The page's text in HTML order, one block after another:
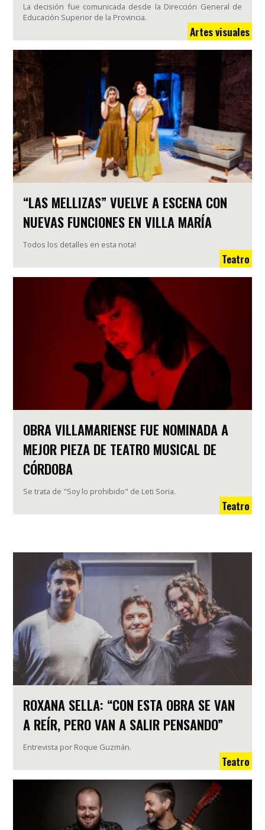
La decisión fue comunicada desde la Dirección General de
Educación Superior de la Provincia.
Artes visuales
“LAS MELLIZAS” VUELVE A ESCENA CON
NUEVAS FUNCIONES EN VILLA MARÍA
Todos los detalles en esta nota!
Teatro
OBRA VILLAMARIENSE FUE NOMINADA A
MEJOR PIEZA DE TEATRO MUSICAL DE
CÓRDOBA
Se trata de "Soy lo prohibido" de Leti Soria.
Teatro
ROXANA SELLA: “CON ESTA OBRA SE VAN
A REÍR, PERO VAN A SALIR PENSANDO”
Entrevista por Roque Guzmán.
Teatro